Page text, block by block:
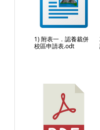
1) 附表一．認養裁併
校區申請表.odt